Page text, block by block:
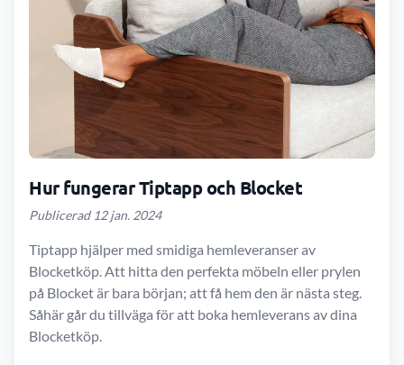
Hur fungerar Tiptapp och Blocket
Publicerad 12 jan. 2024
Tiptapp hjälper med smidiga hemleveranser av
Blocketköp. Att hitta den perfekta möbeln eller prylen
på Blocket är bara början; att få hem den är nästa steg.
Såhär går du tillväga för att boka hemleverans av dina
Blocketköp.